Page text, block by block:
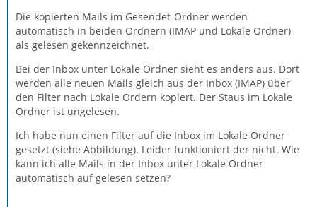
Die kopierten Mails im Gesendet-Ordner werden
automatisch in beiden Ordnern (IMAP und Lokale Ordner)
als gelesen gekennzeichnet.
Bei der Inbox unter Lokale Ordner sieht es anders aus. Dort
werden alle neuen Mails gleich aus der Inbox (IMAP) über
den Filter nach Lokale Ordern kopiert. Der Staus im Lokale
Ordner ist ungelesen.
Ich habe nun einen Filter auf die Inbox im Lokale Ordner
gesetzt (siehe Abbildung). Leider funktioniert der nicht. Wie
kann ich alle Mails in der Inbox unter Lokale Ordner
automatisch auf gelesen setzen?